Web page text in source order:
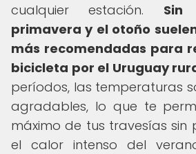
cualquier estación. Sin
primavera y el otoño
más recomendadas para
bicicleta por el Uruguay
períodos, las temperaturas
agradables, lo que te
máximo de tus travesías
el calor intenso del